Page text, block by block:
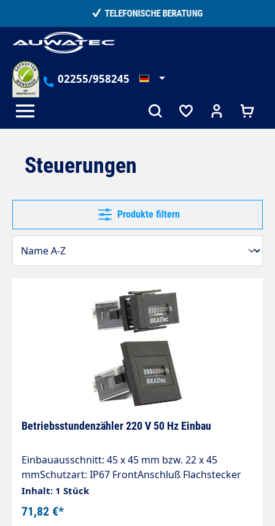
TELEFONISCHE BERATUNG
02255/958245
Steuerungen
Produkte filtern
Betriebsstundenzähler 220 V 50 Hz Einbau
Einbauausschnitt: 45 x 45 mm bzw. 22 x 45
mmSchutzart: IP67 FrontAnschluß Flachstecker
6,3x0,8 mit SchraubenBeschreibung:
Ausgezeichnete Qualität, Lange Lebensdauer,
DIN-Abmessungen, Approbationen, Ohne
Inhalt: 1 Stück
71,82 €*